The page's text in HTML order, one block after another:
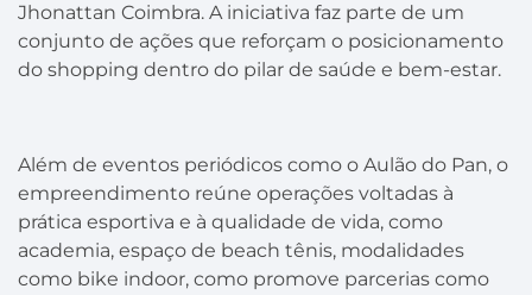
Jhonattan Coimbra. A iniciativa faz parte de um
conjunto de ações que reforçam o posicionamento
do shopping dentro do pilar de saúde e bem-estar.
Além de eventos periódicos como o Aulão do Pan, o
empreendimento reúne operações voltadas à
prática esportiva e à qualidade de vida, como
academia, espaço de beach tênis, modalidades
como bike indoor, como promove parcerias como